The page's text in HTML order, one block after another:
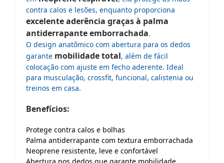
contra calos e lesões, enquanto proporciona
excelente aderência graças à palma
antiderrapante emborrachada.
O design anatômico com abertura para os dedos
garante mobilidade total, além de fácil
colocação com ajuste em fecho aderente. Ideal
para musculação, crossfit, funcional, calistenia ou
treinos em casa.
Benefícios:
Protege contra calos e bolhas
Palma antiderrapante com textura emborrachada
Neoprene resistente, leve e confortável